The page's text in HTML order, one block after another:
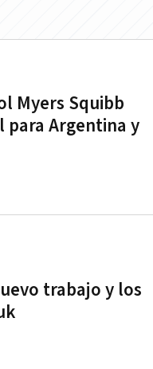
Myers Squibb
para Argentina y
trabajo y los